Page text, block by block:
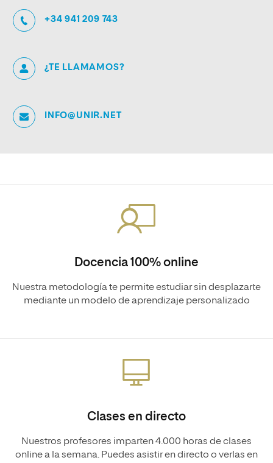
+34 941 209 743
¿TE LLAMAMOS?
INFO@UNIR.NET
Docencia 100% online
Nuestra metodología te permite estudiar sin desplazarte
mediante un modelo de aprendizaje personalizado
Clases en directo
Nuestros profesores imparten 4.000 horas de clases
online a la semana. Puedes asistir en directo o verlas en